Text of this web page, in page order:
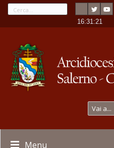
16:31:21
Menu